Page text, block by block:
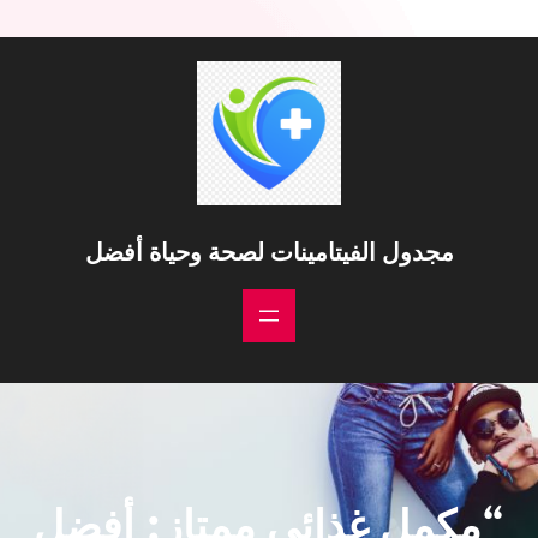
مجدول الفيتامينات لصحة وحياة أفضل
“مكمل غذائي ممتاز: أفضل